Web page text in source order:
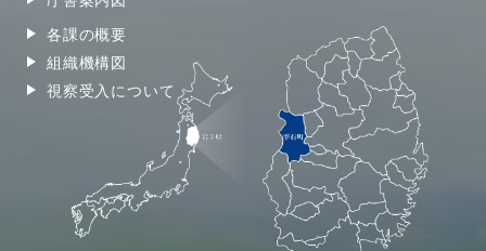
各課の概要
組織機構図
視察受入について